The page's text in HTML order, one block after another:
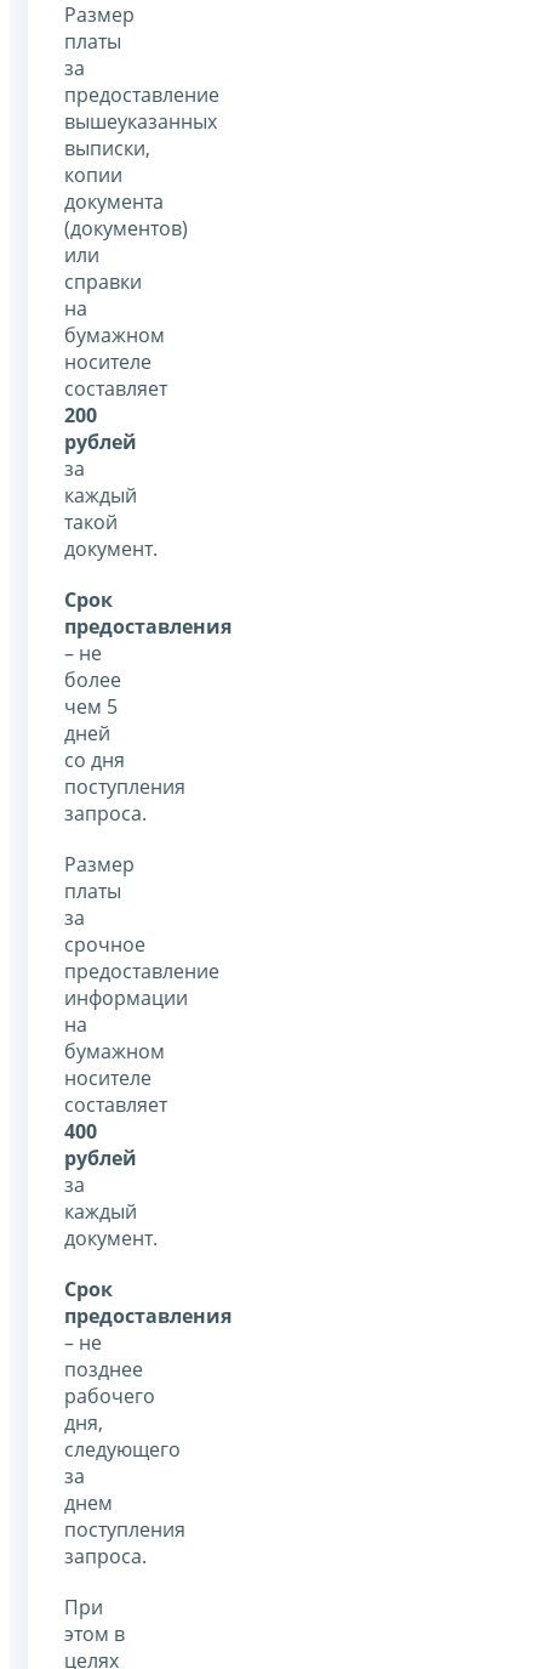
Размер
платы
за
предоставление
вышеуказанных
выписки,
копии
документа
(документов)
или
справки
на
бумажном
носителе
составляет
200
рублей
за
каждый
такой
документ.
Срок
предоставления
– не
более
чем 5
дней
со дня
поступления
запроса.
Размер
платы
за
срочное
предоставление
информации
на
бумажном
носителе
составляет
400
рублей
за
каждый
документ.
Срок
предоставления
– не
позднее
рабочего
дня,
следующего
за
днем
поступления
запроса.
При
этом в
целях